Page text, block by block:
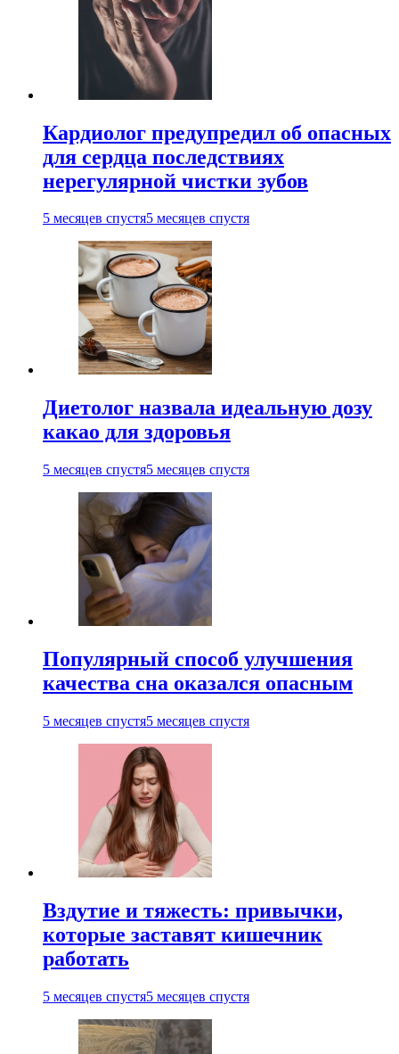
Кардиолог предупредил об опасных
для сердца последствиях
нерегулярной чистки зубов
5 месяцев спустя5 месяцев спустя
Диетолог назвала идеальную дозу
какао для здоровья
5 месяцев спустя5 месяцев спустя
Популярный способ улучшения
качества сна оказался опасным
5 месяцев спустя5 месяцев спустя
Вздутие и тяжесть: привычки,
которые заставят кишечник
работать
5 месяцев спустя5 месяцев спустя